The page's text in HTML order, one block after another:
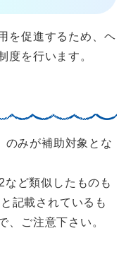
を促進するため、ヘ
度を行います。
みが補助対象とな
ど類似したものも
記載されているも
、ご注意下さい。